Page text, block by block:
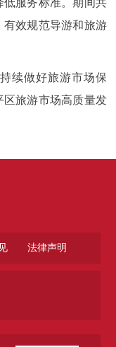
低服务标准。期间共
有效规范导游和旅游
续做好旅游市场保
区旅游市场高质量发
法律声明